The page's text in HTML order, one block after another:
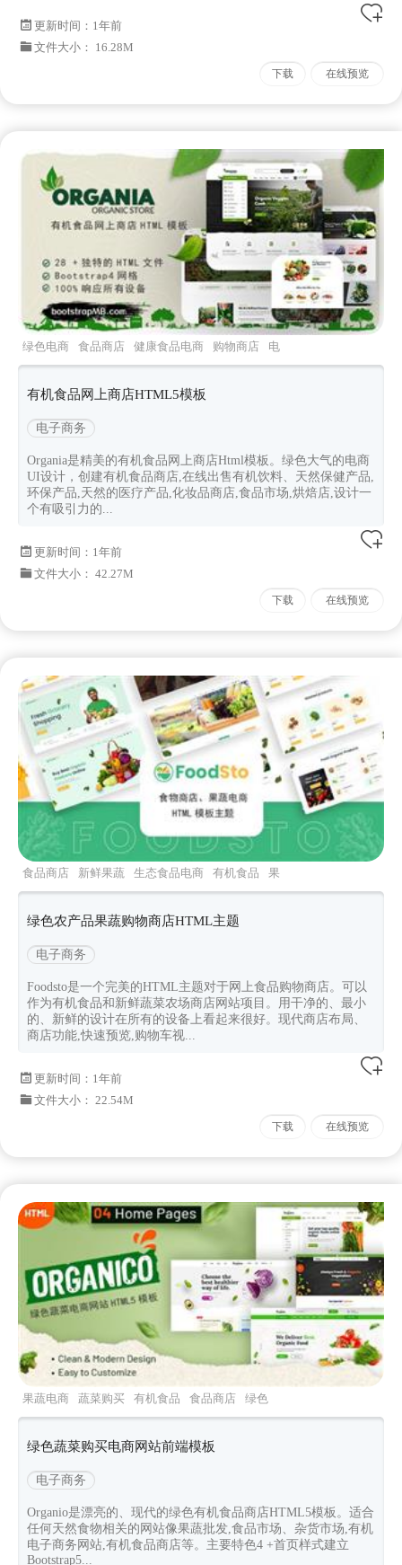
更新时间： 1年前
文件大小： 16.28M
下载 在线预览
绿色电商 食品商店 健康食品电商 购物商店
电
商ui设计
有机食品网上商店HTML5模板
电子商务
Organia是精美的有机食品网上商店Html模板。绿色大气的电商
UI设计，创建有机食品商店,在线出售有机饮料、天然保健产品,
环保产品,天然的医疗产品,化妆品商店,食品市场,烘焙店,设计一
个有吸引力的...
更新时间： 1年前
文件大小： 42.27M
下载 在线预览
食品商店 新鲜果蔬 生态食品电商 有机食品
果
蔬电商
绿色农产品果蔬购物商店HTML主题
电子商务
Foodsto是一个完美的HTML主题对于网上食品购物商店。可以
作为有机食品和新鲜蔬菜农场商店网站项目。用干净的、最小
的、新鲜的设计在所有的设备上看起来很好。现代商店布局、
商店功能,快速预览,购物车视...
更新时间： 1年前
文件大小： 22.54M
下载 在线预览
果蔬电商 蔬菜购买 有机食品 食品商店 绿色
绿色蔬菜购买电商网站前端模板
电子商务
Organio是漂亮的、现代的绿色有机食品商店HTML5模板。适合
任何天然食物相关的网站像果蔬批发,食品市场、杂货市场,有机
电子商务网站,有机食品商店等。主要特色4 +首页样式建立
Bootstrap5...